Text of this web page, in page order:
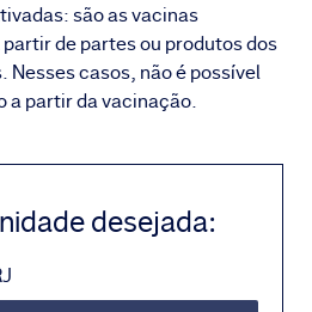
são as vacinas
de partes ou produtos dos
Nesses casos, não é possível
a partir da vacinação.
desejada: